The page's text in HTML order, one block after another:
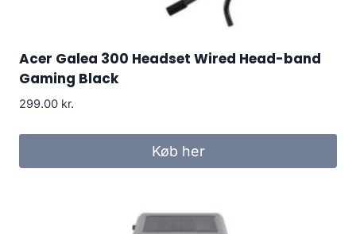
Acer Galea 300 Headset Wired Head-band
Gaming Black
299.00 kr.
Køb her